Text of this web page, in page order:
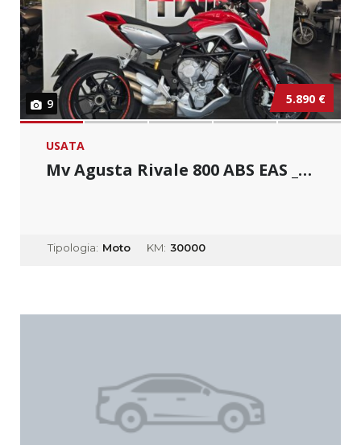
9 5.890 €
USATA
Mv Agusta Rivale 800 ABS EAS _ Usato Permuta...
Tipologia: Moto KM: 30000